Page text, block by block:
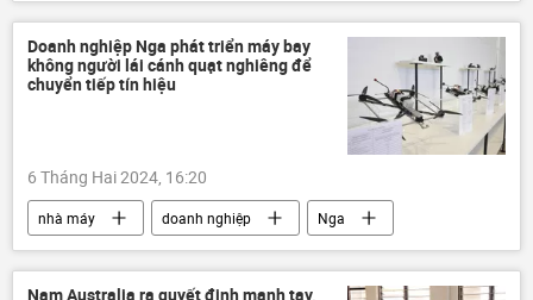
Thế giới
Chính trị
Mexico
người di cư
biên giới di cư
Doanh nghiệp Nga phát triển máy bay
không người lái cánh quạt nghiêng để
chuyển tiếp tín hiệu
6 Tháng Hai 2024, 16:20
nhà máy doanh nghiệp
Nga
sản xuất
máy bay không người lái
UAV
Kinh tế Kinh doanh
Nam Australia ra quyết định mạnh tay,